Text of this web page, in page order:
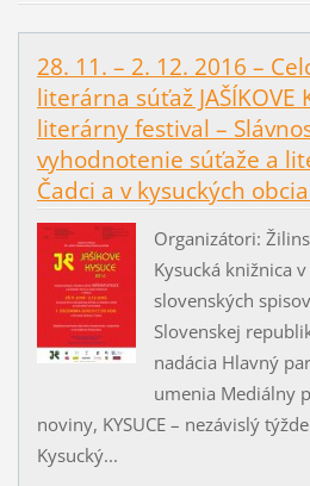
28. 11. – 2. 12. 2016 –
literárna súťaž JAŠÍKOVE
literárny festival –
vyhodnotenie súťaže a
Čadci a v kysuckých
Organizátori:
Kysucká knižnica
slovenských
Slovenskej
nadácia Hlavný
umenia Mediálny
noviny, KYSUCE – nezávislý
Kysucký...